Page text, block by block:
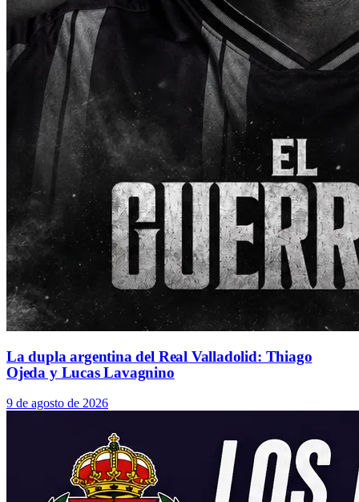
La dupla argentina del Real Valladolid: Thiago
Ojeda y Lucas Lavagnino
9 de agosto de 2026